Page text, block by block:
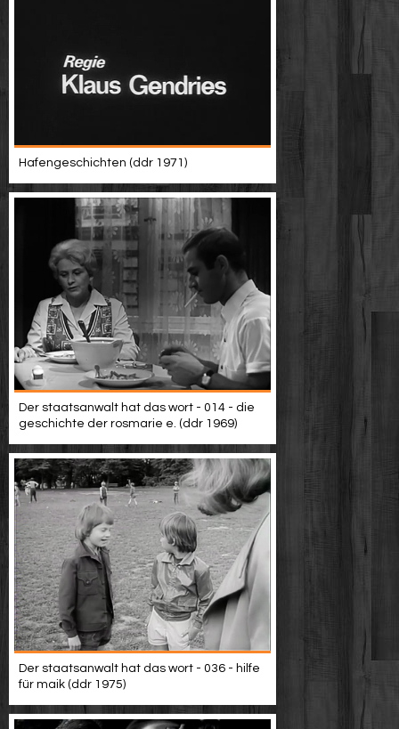
Hafengeschichten (ddr 1971)
Der staatsanwalt hat das wort - 014 - die
geschichte der rosmarie e. (ddr 1969)
Der staatsanwalt hat das wort - 036 - hilfe
für maik (ddr 1975)